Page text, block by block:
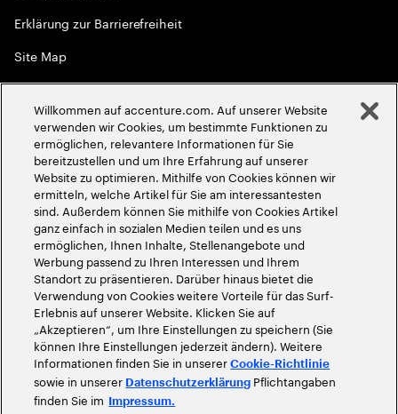
Erklärung zur Barrierefreiheit
Site Map
Globale Meritokratie
2026Accenture. Alle Rechte vorbehalten
Willkommen auf accenture.com. Auf unserer Website
verwenden wir Cookies, um bestimmte Funktionen zu
ermöglichen, relevantere Informationen für Sie
bereitzustellen und um Ihre Erfahrung auf unserer
Website zu optimieren. Mithilfe von Cookies können wir
ermitteln, welche Artikel für Sie am interessantesten
sind. Außerdem können Sie mithilfe von Cookies Artikel
ganz einfach in sozialen Medien teilen und es uns
ermöglichen, Ihnen Inhalte, Stellenangebote und
Werbung passend zu Ihren Interessen und Ihrem
Standort zu präsentieren. Darüber hinaus bietet die
Verwendung von Cookies weitere Vorteile für das Surf-
Erlebnis auf unserer Website. Klicken Sie auf
„Akzeptieren“, um Ihre Einstellungen zu speichern (Sie
können Ihre Einstellungen jederzeit ändern). Weitere
Informationen finden Sie in unsererCookie-Richtlinie
sowie in unserer Datenschutzerklärung Pflichtangaben
finden Sie im Impressum.